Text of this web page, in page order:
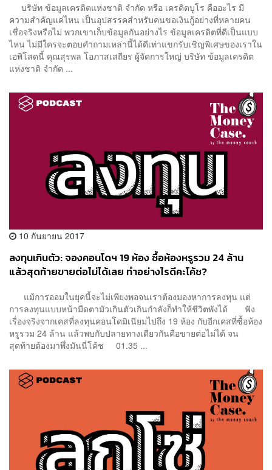
บริษัท ข้อมูลเครดิตแห่งชาติ จำกัด หรือ เครดิตบูโร คืออะไร มี
ความสำคัญแค่ไหน เป็นอุปสรรคสำหรับคนขอเงินกู้อย่างที่หลายคน
เชื่อจริงหรือไม่ พวกเขาเก็บข้อมูลกันอย่างไร ข้อมูลเครดิตที่ดีเป็นแบบ
ไหน ไม่มีใครจะตอบคำถามเหล่านี้ได้ดีเท่าแขกรับเชิญพิเศษของเราใน
เอพิโสดนี้ คุณสุรพล โอภาสเสถียร ผู้จัดการใหญ่ บริษัท ข้อมูลเครดิต
แห่งชาติ จำกัด ...
10 กันยายน 2017
ลงทุนเกินตัว: จองคอนโดฯ 19 ห้อง ซื้อห้องหรูรวม 24 ล้าน
แล้วสุดท้ายขายต่อไม่ได้เลย ทำอย่างไรดีคะโค้ช?
แม้การออมในยุคนี้จะไม่เพียงพอจนเราต้องมองหาการลงทุน แต่
การลงทุนแบบหน้ามืดตามัวเกินตัวเกินกำลังก็ทำให้ชีวิตพังได้ ฟัง
เรื่องจริงจากเคสที่ลงทุนคอนโดมิเนียมไปถึง 19 ห้อง กับอีกเคสที่ซื้อห้อง
หรูรวม 24 ล้าน แล้วพบกับปลายทางเดียวกันคือขายต่อไม่ได้ จน
สุดท้ายต้องมาพึ่งมันนี่โค้ช 01.35 ...